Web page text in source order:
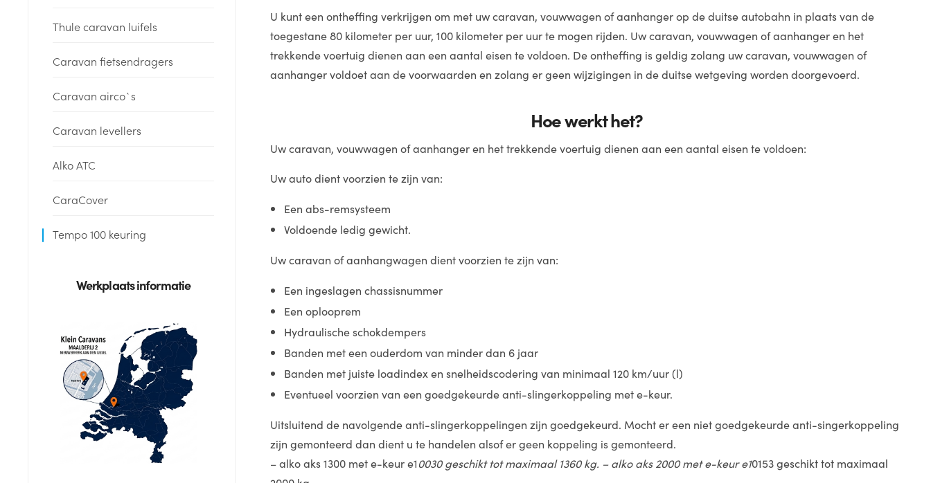
Thule caravan luifels
Caravan fietsendragers
Caravan airco`s
Caravan levellers
Alko ATC
CaraCover
Tempo 100 keuring
Werkplaats informatie
U kunt een ontheffing verkrijgen om met uw caravan, vouwwagen of aanhanger op de duitse autobahn in plaats van de
toegestane 80 kilometer per uur, 100 kilometer per uur te mogen rijden. Uw caravan, vouwwagen of aanhanger en het
trekkende voertuig dienen aan een aantal eisen te voldoen. De ontheffing is geldig zolang uw caravan, vouwwagen of
aanhanger voldoet aan de voorwaarden en zolang er geen wijzigingen in de duitse wetgeving worden doorgevoerd.
Hoe werkt het?
Uw caravan, vouwwagen of aanhanger en het trekkende voertuig dienen aan een aantal eisen te voldoen:
Uw auto dient voorzien te zijn van:
Een abs-remsysteem
Voldoende ledig gewicht.
Uw caravan of aanhangwagen dient voorzien te zijn van:
Een ingeslagen chassisnummer
Een oplooprem
Hydraulische schokdempers
Banden met een ouderdom van minder dan 6 jaar
Banden met juiste loadindex en snelheidscodering van minimaal 120 km/uur (l)
Eventueel voorzien van een goedgekeurde anti-slingerkoppeling met e-keur.
Uitsluitend de navolgende anti-slingerkoppelingen zijn goedgekeurd. Mocht er een niet goedgekeurde anti-singerkoppeling
zijn gemonteerd dan dient u te handelen alsof er geen koppeling is gemonteerd.
– alko aks 1300 met e-keur e10030 geschikt tot maximaal 1360 kg. – alko aks 2000 met e-keur e10153 geschikt tot maximaal